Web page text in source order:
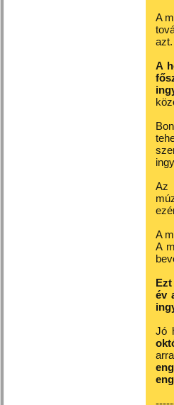
A
azt.
A
Az
A
A
év
Jó